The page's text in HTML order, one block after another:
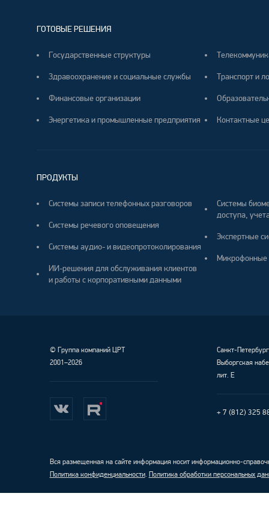
ГОТОВЫЕ РЕШЕНИЯ
Государственные структуры
Здравоохранение и социальные службы
Финансовые организации
Энергетика и промышленные предприятия
Транспорт и
Контактные
ПРОДУКТЫ
Системы записи телефонных разговоров
Системы речевого оповещения
Системы аудио- и видеопротоколирования
ИИ-решения для обслуживания клиентов
и работы с корпоративными данными
Системы
доступа,
Экспертные
Микрофонные
© Группа компаний ЦРТ
2001–2026
Санкт-Петербург
Выборгская
лит. Е
+ 7 (812) 325
Вся размещенная на сайте информация носит информационно-
Политика конфиденциальности. Политика обработки персональных